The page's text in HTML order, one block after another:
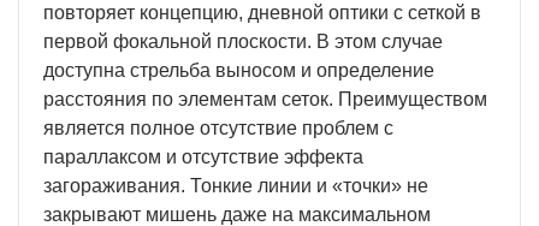
повторяет концепцию, дневной оптики с сеткой в
первой фокальной плоскости. В этом случае
доступна стрельба выносом и определение
расстояния по элементам сеток. Преимуществом
является полное отсутствие проблем с
параллаксом и отсутствие эффекта
загораживания. Тонкие линии и «точки» не
закрывают мишень даже на максимальном